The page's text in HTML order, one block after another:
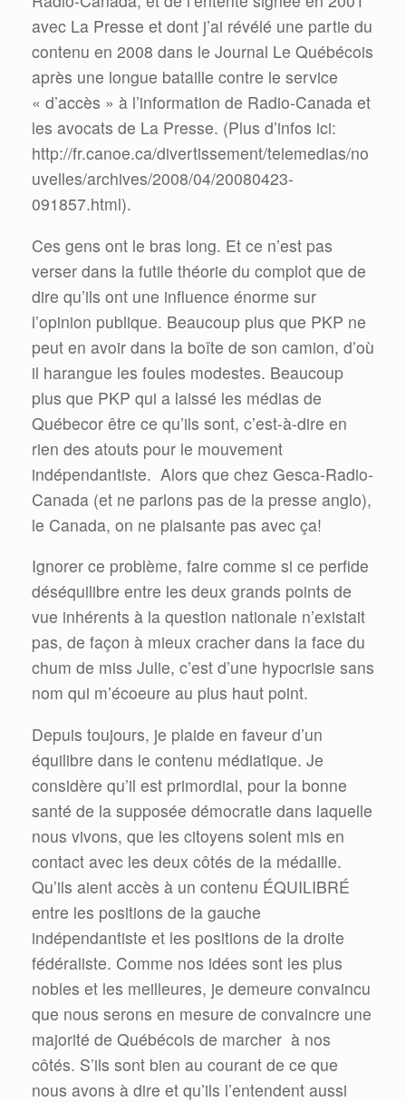
avec La Presse et dont j’ai révélé une partie du
contenu en 2008 dans le Journal Le Québécois
après une longue bataille contre le service
« d’accès » à l’information de Radio-Canada et
les avocats de La Presse. (Plus d’infos ici:
http://fr.canoe.ca/divertissement/telemedias/no
uvelles/archives/2008/04/20080423-
091857.html).
Ces gens ont le bras long. Et ce n’est pas
verser dans la futile théorie du complot que de
dire qu’ils ont une influence énorme sur
l’opinion publique. Beaucoup plus que PKP ne
peut en avoir dans la boîte de son camion, d’où
il harangue les foules modestes. Beaucoup
plus que PKP qui a laissé les médias de
Québecor être ce qu’ils sont, c’est-à-dire en
rien des atouts pour le mouvement
indépendantiste. Alors que chez Gesca-Radio-
Canada (et ne parlons pas de la presse anglo),
le Canada, on ne plaisante pas avec ça!
Ignorer ce problème, faire comme si ce perfide
déséquilibre entre les deux grands points de
vue inhérents à la question nationale n’existait
pas, de façon à mieux cracher dans la face du
chum de miss Julie, c’est d’une hypocrisie sans
nom qui m’écoeure au plus haut point.
Depuis toujours, je plaide en faveur d’un
équilibre dans le contenu médiatique. Je
considère qu’il est primordial, pour la bonne
santé de la supposée démocratie dans laquelle
nous vivons, que les citoyens soient mis en
contact avec les deux côtés de la médaille.
Qu’ils aient accès à un contenu ÉQUILIBRÉ
entre les positions de la gauche
indépendantiste et les positions de la droite
fédéraliste. Comme nos idées sont les plus
nobles et les meilleures, je demeure convaincu
que nous serons en mesure de convaincre une
majorité de Québécois de marcher à nos
côtés. S’ils sont bien au courant de ce que
nous avons à dire et qu’ils l’entendent aussi